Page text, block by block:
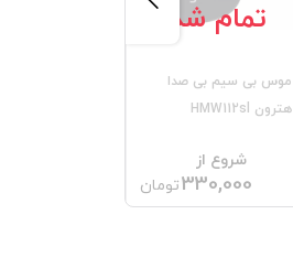
تمام شد!
موس بی سیم بی صدا
هترون HMW112sl
شروع از
330,000تومان